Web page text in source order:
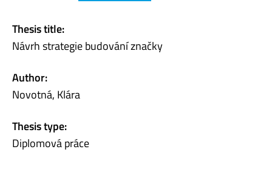
Thesis title:
Návrh strategie budování značky
Author:
Novotná, Klára
Thesis type:
Diplomová práce